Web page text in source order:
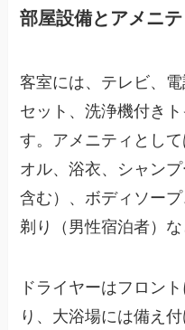
部屋設備とアメニテ
客室には、テレビ、
セット、洗浄機付き
す。アメニティとし
オル、浴衣、シャン
含む）、ボディソー
剃り（男性宿泊者）
ドライヤーはフロン
り、大浴場には備え